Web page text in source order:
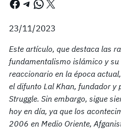
23/11/2023
Este artículo, que destaca las
fundamentalismo islámico y
reaccionario en la época
el difunto Lal Khan, fundador y
Struggle. Sin embargo, sigue
hoy en día, ya que los
2006 en Medio Oriente,